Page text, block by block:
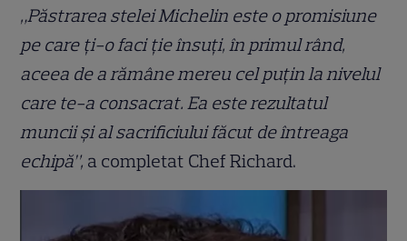
„Păstrarea stelei Michelin este o promisiune
pe care ți-o faci ție însuți, în primul rând,
aceea de a rămâne mereu cel puțin la nivelul
care te-a consacrat. Ea este rezultatul
muncii și al sacrificiului făcut de întreaga
echipă”, a completat Chef Richard.